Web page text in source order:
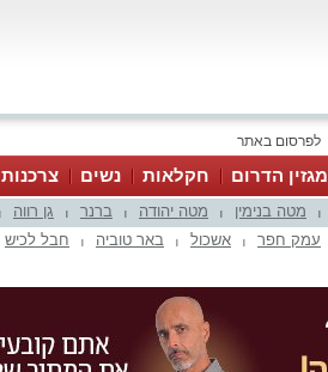
לפרסום באתר
מגזין הדרום חקלאות נשים צרכנות
מטה בנימין מטה יהודה ברנר גן רווה
עמק חפר אשכול באר טוביה חבל לכיש